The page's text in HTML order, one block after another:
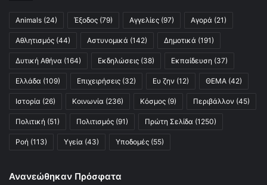
Animals (24) Έξοδος (79) Αγγελίες (97) Αγορά (21)
Αθλητισμός (44) Αστυνομικά (142) Δημοτικά (191)
Δυτική Αθήνα (164) Εκδηλώσεις (38) Εκπαίδευση (37)
Ελλάδα (109) Επιχειρήσεις (32) Ευ ζην (12) ΘΕΜΑ (42)
Ιστορία (26) Κοινωνία (236) Κόσμος (9) Περιβάλλον (45)
Πολιτική (51) Πολιτισμός (91) Πρώτη Σελίδα (1250)
Ροή (113) Υγεία (43) Υποδομές (55)
Ανανεώθηκαν Πρόσφατα